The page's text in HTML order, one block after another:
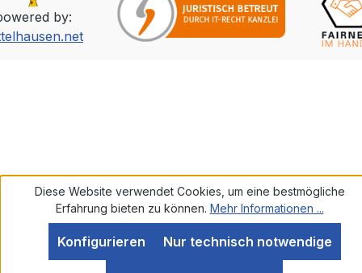
by:
Diese Website verwendet Cookies, um eine bestmögliche
Erfahrung bieten zu können. Mehr Informationen ...
Nur technisch notwendige
Konfigurieren